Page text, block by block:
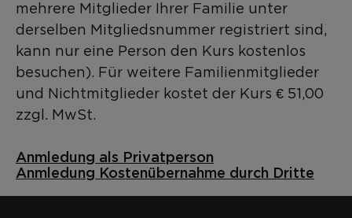
mehrere Mitglieder Ihrer Familie unter
derselben Mitgliedsnummer registriert sind,
kann nur eine Person den Kurs kostenlos
besuchen). Für weitere Familienmitglieder
und Nichtmitglieder kostet der Kurs € 51,00
zzgl. MwSt.
Anmledung als Privatperson
Anmledung Kostenübernahme durch Dritte